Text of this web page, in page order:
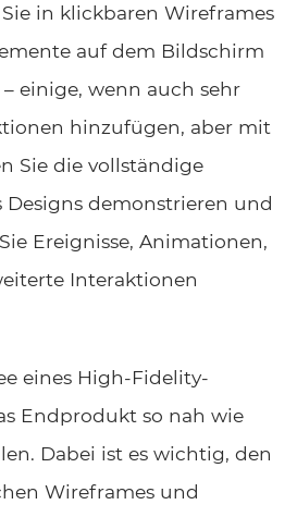
in klickbaren Wireframes
auf dem Bildschirm
einige, wenn auch sehr
hinzufügen, aber mit
Sie die vollständige
demonstrieren und
Ereignisse, Animationen,
Interaktionen
eines High-Fidelity-
Endprodukt so nah wie
Dabei ist es wichtig, den
Wireframes und